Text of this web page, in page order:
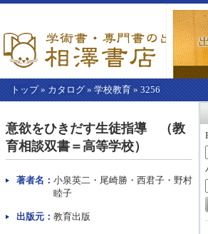
トップ» カタログ » 学校教育 » 3256
カ
こ
か
ら
本
文】
意欲をひきだす生徒指導 （教
育相談双書＝高等学校）
著者名： 小泉英二・尾崎勝・西君子・野村
睦子
出版元： 教育出版